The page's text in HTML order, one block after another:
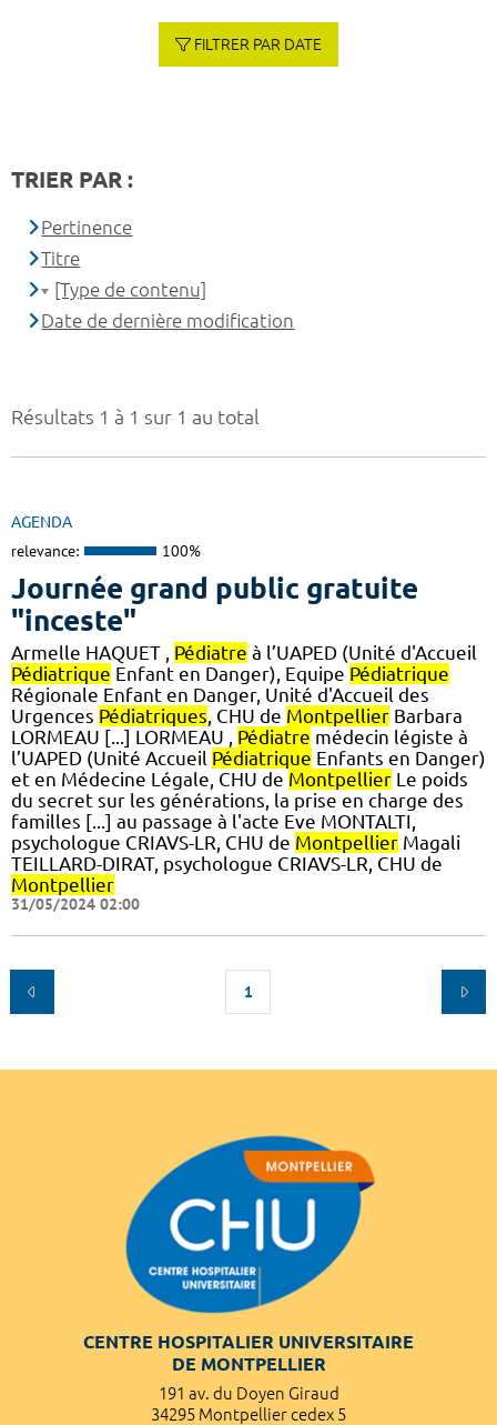
Résultats 1 à 1 sur 1 au total
AGENDA
relevance: 100%
Journée grand public gratuite
"inceste"
Armelle HAQUET , Pédiatre à l’UAPED (Unité d'Accueil
Pédiatrique Enfant en Danger), Equipe Pédiatrique
Régionale Enfant en Danger, Unité d'Accueil des
Urgences Pédiatriques , CHU de Montpellier Barbara
LORMEAU [...] LORMEAU , Pédiatre médecin légiste à
l’UAPED (Unité Accueil Pédiatrique Enfants en Danger)
et en Médecine Légale, CHU de Montpellier Le poids
du secret sur les générations, la prise en charge des
familles [...] au passage à l'acte Eve MONTALTI,
psychologue CRIAVS-LR, CHU de Montpellier Magali
TEILLARD-DIRAT, psychologue CRIAVS-LR, CHU de
Montpellier
31/05/2024 02:00
1
FILTRER PAR DATE
TRIER PAR :
Pertinence
Titre
[Type de contenu]
Date de dernière modification
CENTRE HOSPITALIER UNIVERSITAIRE
DE MONTPELLIER
191 av. du Doyen Giraud
34295 Montpellier cedex 5